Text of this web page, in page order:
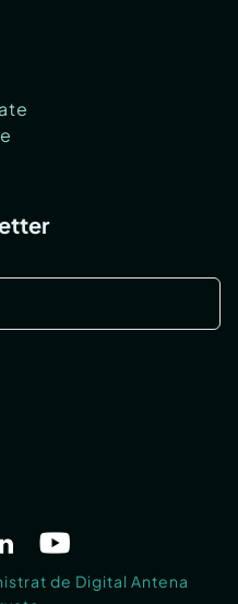
de Digital Antena